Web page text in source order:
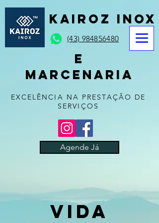
KAIROZ INOX
EXCELÊNCIA NA PRESTAÇÃO DE
SERVIÇOS
(43) 984856480
Agende Já
e
marcenaria
Vida